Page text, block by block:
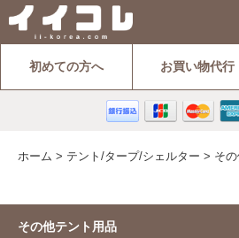
初めての方へ お買い物代行
ホーム > テント/タープ/シェルター > そ
その他テント用品